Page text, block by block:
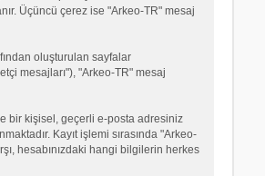
Üçüncü çerez ise "Arkeo-TR" mesaj
oluşturulan sayfalar
mesajları"), "Arkeo-TR" mesaj
bir kişisel, geçerli e-posta adresiniz
Kayıt işlemi sırasında "Arkeo-
hesabınızdaki hangi bilgilerin herkes